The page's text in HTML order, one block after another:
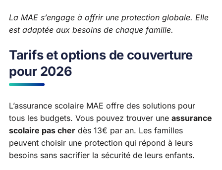
La MAE s’engage à offrir une protection globale. Elle
est adaptée aux besoins de chaque famille.
Tarifs et options de couverture
pour 2026
L’assurance scolaire MAE offre des solutions pour
tous les budgets. Vous pouvez trouver une assurance
scolaire pas cher dès 13€ par an. Les familles
peuvent choisir une protection qui répond à leurs
besoins sans sacrifier la sécurité de leurs enfants.